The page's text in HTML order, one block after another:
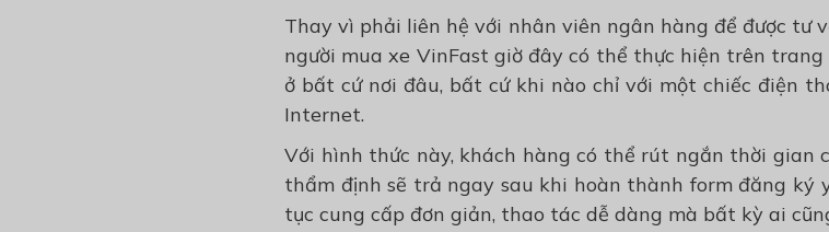
Thay vì phải liên hệ với nhân viên ngân hàng để được tư
người mua xe VinFast giờ đây có thể thực hiện trên
ở bất cứ nơi đâu, bất cứ khi nào chỉ với một chiếc điện
Internet.
Với hình thức này, khách hàng có thể rút ngắn thời gian
thẩm định sẽ trả ngay sau khi hoàn thành form đăng ký
tục cung cấp đơn giản, thao tác dễ dàng mà bất kỳ ai